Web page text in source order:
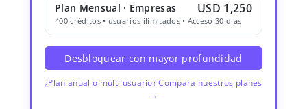
Plan Mensual · Empresas USD 1,250
400 créditos • usuarios ilimitados • Acceso 30 días
Desbloquear con mayor profundidad
¿Plan anual o multi usuario? Compara nuestros planes
→